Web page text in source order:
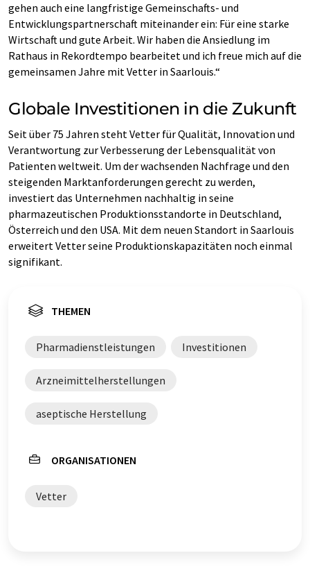
gehen auch eine langfristige Gemeinschafts- und
Entwicklungspartnerschaft miteinander ein: Für eine starke
Wirtschaft und gute Arbeit. Wir haben die Ansiedlung im
Rathaus in Rekordtempo bearbeitet und ich freue mich auf die
gemeinsamen Jahre mit Vetter in Saarlouis.“
Globale Investitionen in die Zukunft
Seit über 75 Jahren steht Vetter für Qualität, Innovation und
Verantwortung zur Verbesserung der Lebensqualität von
Patienten weltweit. Um der wachsenden Nachfrage und den
steigenden Marktanforderungen gerecht zu werden,
investiert das Unternehmen nachhaltig in seine
pharmazeutischen Produktionsstandorte in Deutschland,
Österreich und den USA. Mit dem neuen Standort in Saarlouis
erweitert Vetter seine Produktionskapazitäten noch einmal
signifikant.
THEMEN
Pharmadienstleistungen Investitionen
Arzneimittelherstellungen
aseptische Herstellung
ORGANISATIONEN
Vetter